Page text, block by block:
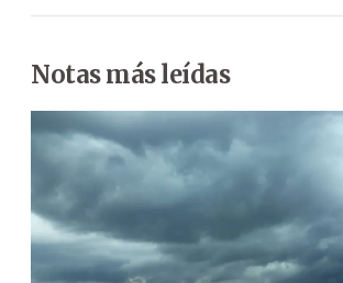
Notas más leídas